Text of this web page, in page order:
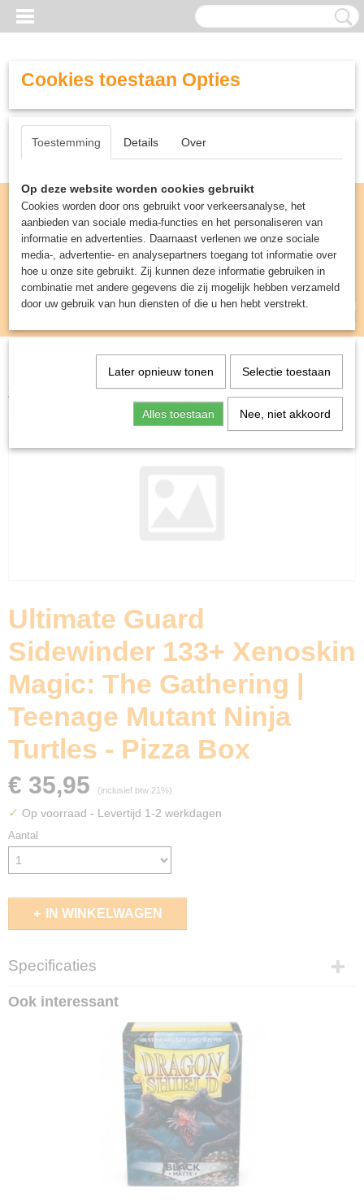
Inloggen Registreren
UW WINKELWAGEN
(0)
Ruilkaarten>Accessoires
Ultimate Guard
Sidewinder 133+ Xenoskin Magic: The Gathering |
Teenage Mutant Ninja Turtles - Pizza Box
Ultimate Guard
Sidewinder 133+ Xenoskin
Magic: The Gathering |
Teenage Mutant Ninja
Turtles - Pizza Box
€ 35,95 (inclusief btw 21%)
✓ Op voorraad - Levertijd 1-2 werkdagen
Aantal
IN WINKELWAGEN
Specificaties
EAN code
Ook interessant
Cookies toestaan Opties
Toestemming Details Over
Op deze website worden cookies gebruikt
Cookies worden door ons gebruikt voor verkeersanalyse, het
aanbieden van sociale media-functies en het personaliseren van
informatie en advertenties. Daarnaast verlenen we onze sociale
media-, advertentie- en analysepartners toegang tot informatie over
hoe u onze site gebruikt. Zij kunnen deze informatie gebruiken in
combinatie met andere gegevens die zij mogelijk hebben verzameld
door uw gebruik van hun diensten of die u hen hebt verstrekt.
Later opnieuw tonen Selectie toestaan
Alles toestaan Nee, niet akkoord